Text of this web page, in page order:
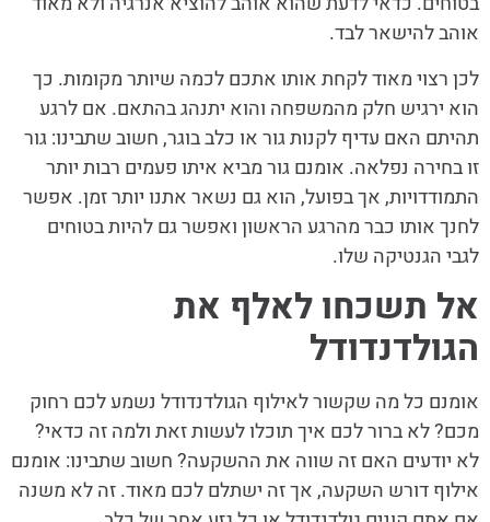
אוהב להישאר לבד.
לכן רצוי מאוד לקחת אותו אתכם לכמה שיותר מקומות. כך
הוא ירגיש חלק מהמשפחה והוא יתנהג בהתאם. אם לרגע
תהיתם האם עדיף לקנות גור או כלב בוגר, חשוב שתבינו: גור
זו בחירה נפלאה. אומנם גור מביא איתו פעמים רבות יותר
התמודדויות, אך בפועל, הוא גם נשאר אתנו יותר זמן. אפשר
לחנך אותו כבר מהרגע הראשון ואפשר גם להיות בטוחים
לגבי הגנטיקה שלו.
אל תשכחו לאלף את
הגולדנדודל
אומנם כל מה שקשור לאילוף הגולדנדודל נשמע לכם רחוק
מכם? לא ברור לכם איך תוכלו לעשות זאת ולמה זה כדאי?
לא יודעים האם זה שווה את ההשקעה? חשוב שתבינו: אומנם
אילוף דורש השקעה, אך זה ישתלם לכם מאוד. זה לא משנה